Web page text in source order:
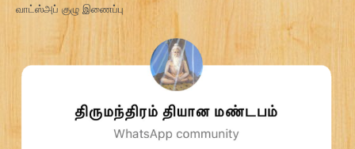
வாட்ஸ்அப் குழு இணைப்பு